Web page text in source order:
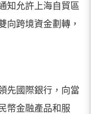
知允許上海自貿區
向跨境資金劃轉，
先國際銀行，向當
幣金融產品和服